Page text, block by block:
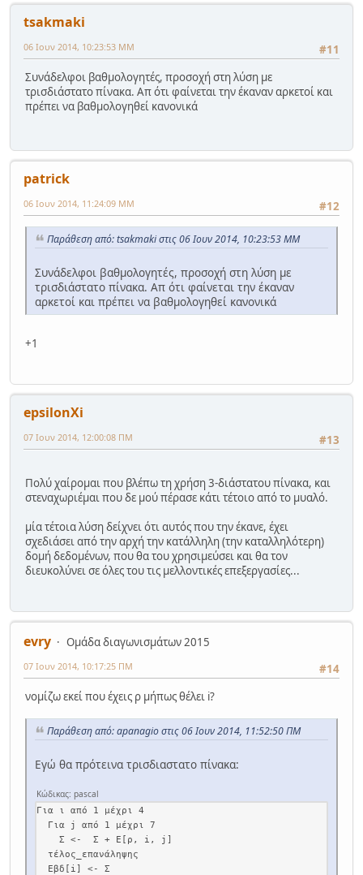
tsakmaki
#11
06 Ιουν 2014, 10:23:53 ΜΜ
Συνάδελφοι βαθμολογητές, προσοχή στη λύση με
τρισδιάστατο πίνακα. Απ ότι φαίνεται την έκαναν αρκετοί και
πρέπει να βαθμολογηθεί κανονικά
patrick
#12
06 Ιουν 2014, 11:24:09 ΜΜ
Παράθεση από: tsakmaki στις 06 Ιουν 2014, 10:23:53 ΜΜ
Συνάδελφοι βαθμολογητές, προσοχή στη λύση με
τρισδιάστατο πίνακα. Απ ότι φαίνεται την έκαναν
αρκετοί και πρέπει να βαθμολογηθεί κανονικά
+1
epsilonXi
#13
07 Ιουν 2014, 12:00:08 ΠΜ
Πολύ χαίρομαι που βλέπω τη χρήση 3-διάστατου πίνακα, και
στεναχωριέμαι που δε μού πέρασε κάτι τέτοιο από το μυαλό.
μία τέτοια λύση δείχνει ότι αυτός που την έκανε, έχει
σχεδιάσει από την αρχή την κατάλληλη (την καταλληλότερη)
δομή δεδομένων, που θα του χρησιμεύσει και θα τον
διευκολύνει σε όλες του τις μελλοντικές επεξεργασίες...
evry
Ομάδα διαγωνισμάτων 2015
#14
07 Ιουν 2014, 10:17:25 ΠΜ
νομίζω εκεί που έχεις ρ μήπως θέλει i?
Παράθεση από: apanagio στις 06 Ιουν 2014, 11:52:50 ΠΜ
Εγώ θα πρότεινα τρισδιαστατο πίνακα:
Κώδικας: pascal
Για ι από 1 μέχρι 4
Για j από 1 μέχρι 7
Σ <-  Σ + Ε[ρ, i, j]
τέλος_επανάληψης
Εβδ[i] <- Σ